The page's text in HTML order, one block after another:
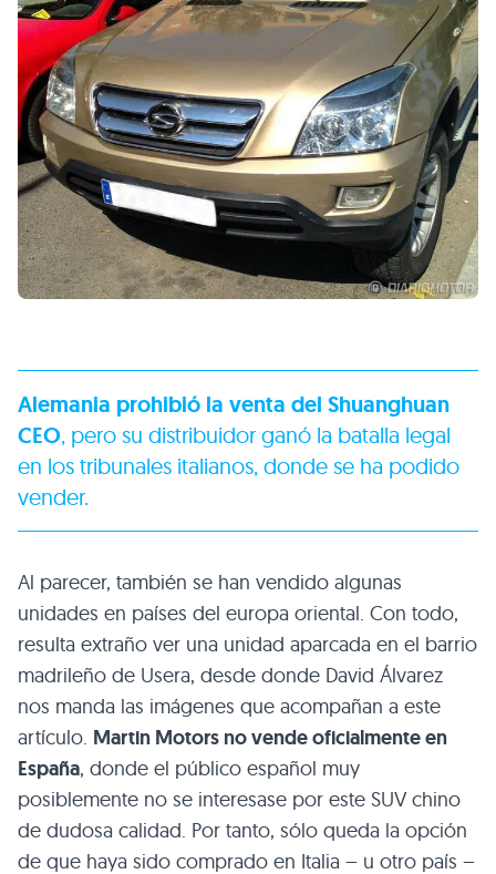
Alemania prohibió la venta del Shuanghuan
CEO, pero su distribuidor ganó la batalla legal
en los tribunales italianos, donde se ha podido
vender.
Al parecer, también se han vendido algunas
unidades en países del europa oriental. Con todo,
resulta extraño ver una unidad aparcada en el barrio
madrileño de Usera, desde donde David Álvarez
nos manda las imágenes que acompañan a este
artículo. Martin Motors no vende oficialmente en
España, donde el público español muy
posiblemente no se interesase por este SUVchino
de dudosa calidad. Por tanto, sólo queda la opción
de que haya sido comprado en Italia – u otro país –